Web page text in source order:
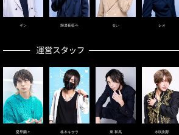
ギン 輝凛夜藍斗 るい レオ
愛早蘭々 柊木キサラ 東 和馬 水咲刹那